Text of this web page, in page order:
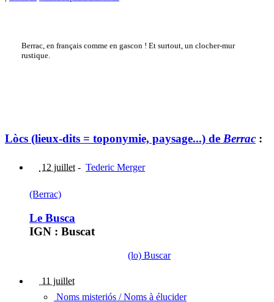
Berrac, en français comme en gascon ! Et surtout, un clocher-mur
rustique.
Lòcs (lieux-dits = toponymie, paysage...) de Berrac :
12 juillet - Tederic Merger
(Berrac)
Le Busca
IGN : Buscat
(lo) Buscar
11 juillet
Noms misteriós / Noms à élucider